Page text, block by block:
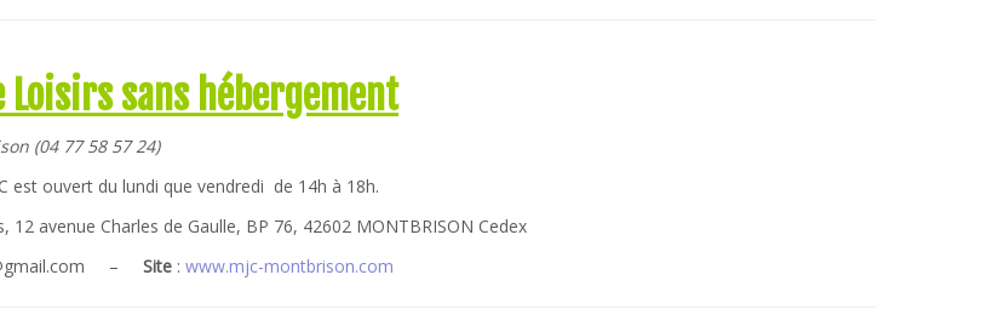
Loisirs sans hébergement
(04 77 58 57 24)
est ouvert du lundi que vendredi de 14h à 18h.
12 avenue Charles de Gaulle, BP 76, 42602 MONTBRISON Cedex
– Site : www.mjc-montbrison.com